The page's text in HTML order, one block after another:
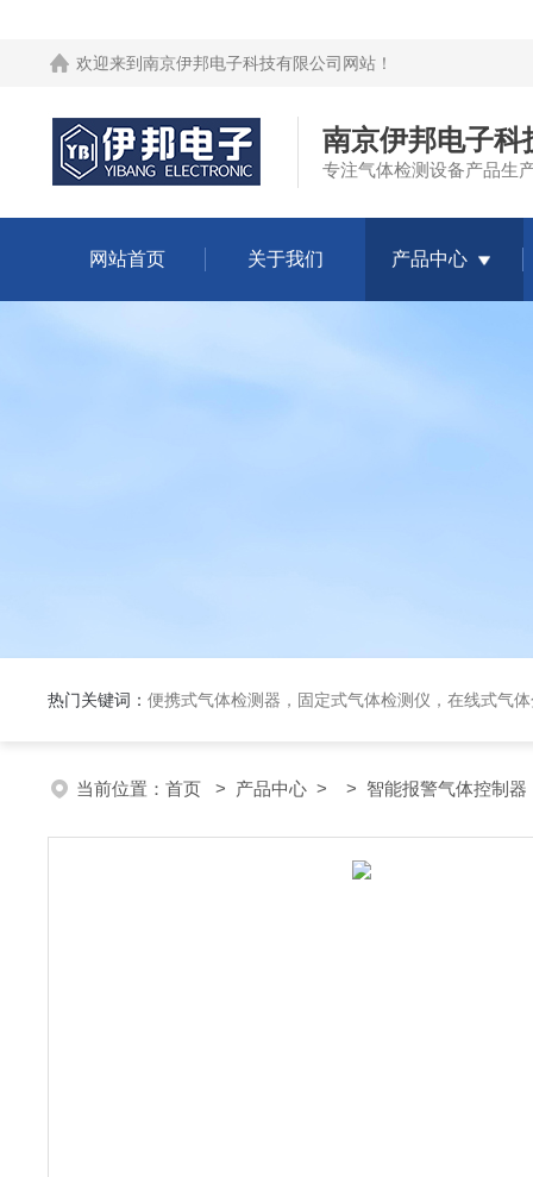
欢迎来到 南京伊邦电子科技有限公司网站 ！
南京伊邦电子科
专注气体检测设备产品生
网站首页 关于我们 产品中心
热门关键词： 便携式气体检测器，固定式气体检测仪，在线式气
当前位置： 首页 > 产品中心 > > 智能报警气体控制器